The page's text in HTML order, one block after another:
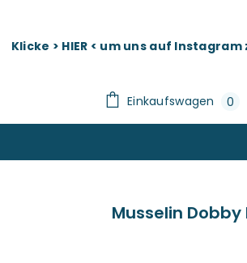
Klicke > HIER < um uns auf
Einkaufswagen 00
Musselin